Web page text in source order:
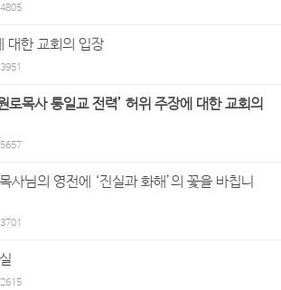
4805
대한 교회의 입장
3951
로목사 통일교 전력’ 허위 주장에 대한 교회의
5657
사님의 영전에 ‘진실과 화해’의 꽃을 바칩니
3701
2615